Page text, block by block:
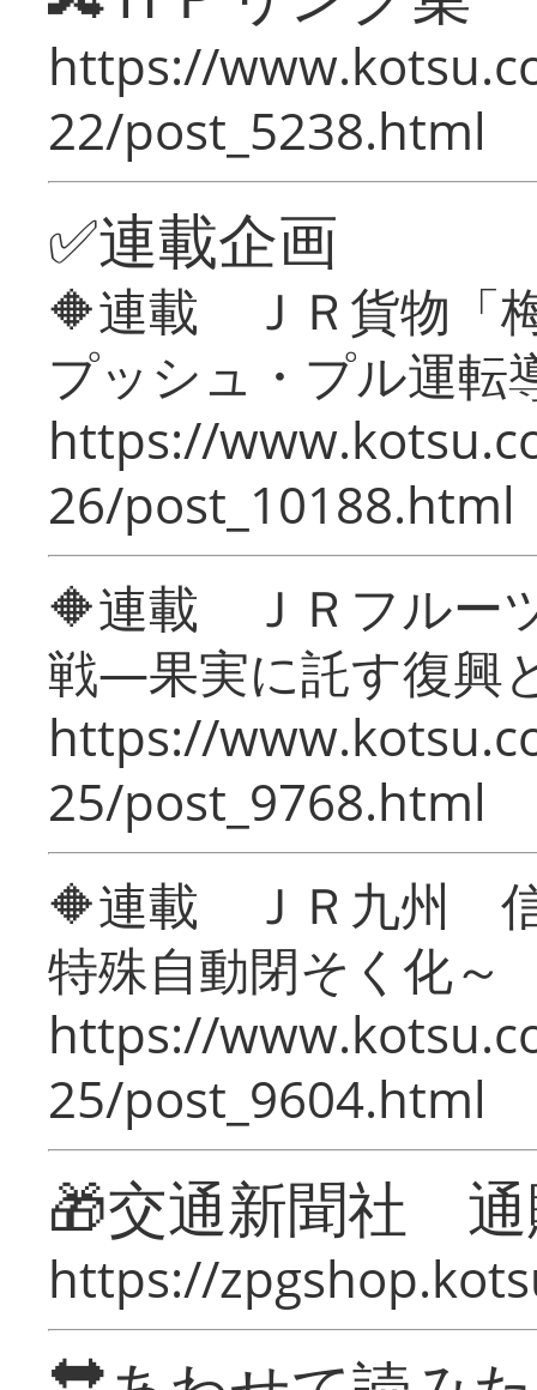
https://
22/post_5238.html
✅連載企画
🔶連載 ＪＲ貨物「
プッシュ・プル運転
https://
26/post_10188.html
🔶連載 ＪＲフルー
戦―果実に託す復興
https://
25/post_9768.html
🔶連載 ＪＲ九州 信
特殊自動閉そく化～
https://
25/post_9604.html
🎁交通新聞社
https://